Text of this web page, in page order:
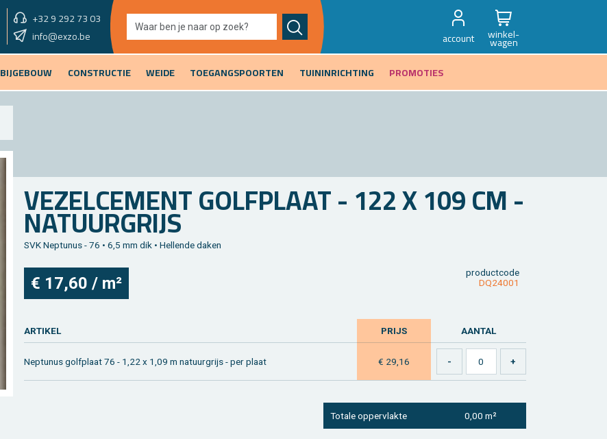
+32 9 292 73 03
showroom morgen
info@exzo.be 9u - 12u30 & 13u30 - 17u account winkel-
wagen
BIJGEBOUW CONSTRUCTIE WEIDE TOEGANGSPOORTEN TUININRICHTING PROMOTIES
VE­ZEL­CE­MENT GOLF­PLAAT - 122 X 109 CM -
NA­TUUR­GRIJS
SVK Nep­tu­nus - 76 • 6,5 mm dik • Hel­len­de daken
€ 17,60 / m²
product­code
DQ24001
AR­TI­KEL PRIJS AAN­TAL
Nep­tu­nus golf­plaat 76 - 1,22 x 1,09 m na­tuur­grijs - per plaat € 29,16
To­ta­le op­per­vlak­te 0,00 m²